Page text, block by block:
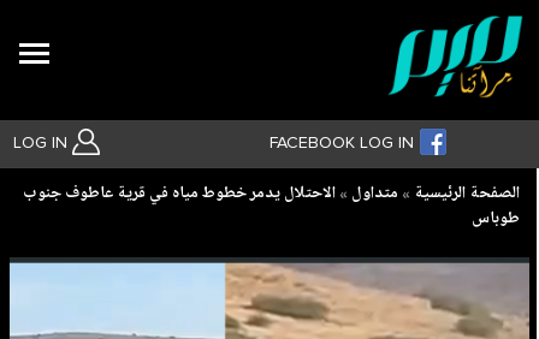
LOG IN FACEBOOK LOG IN
بحث متقدم
Breadcrumb
الصفحة الرئيسية متداول
الاحتلال يدمر خطوط مياه في قرية عاطوف جنوب
طوباس